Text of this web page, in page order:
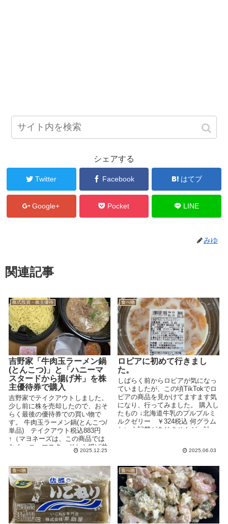
シェアする
Twitter Facebook はてブ
Google+ Pocket LINE
みゆ
関連記事
株式投資・株主優待
吉野家「牛肉玉ラーメン鍋
(とんこつ)」と「ハニーマ
スタードから揚げ丼」を株
主優待券で購入
吉野家でテイクアウトしました。
少し前に株を売却したので、おそ
らく最後の優待券での買い物で
す。 牛肉玉ラーメン鍋(とんこつ/
単品) テイクアウト税込883円
↑（マヨネーズは、この商品では
なくハニーマスタードから揚げ丼
2025.12.25
食べ物
ロピアに初めて行きまし
た。
しばらく前からロピアが気になっ
ていましたが、この頃TikTokでロ
ピアの商品を見かけてますます気
になり、行ってみました。 購入し
たもの ↓北海道牛乳のプルプルミ
ルクゼリー ￥324税込 何グラム
という記載がありませんが、計っ
2025.06.03
食べ物 食べ物